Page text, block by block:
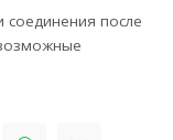
соединения после